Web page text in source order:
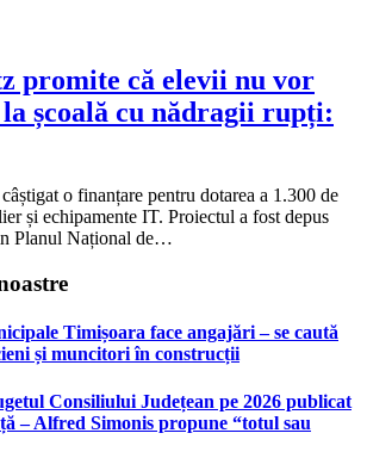
promite că elevii nu vor
școală cu nădragii rupți:
o finanțare pentru dotarea a 1.300 de
și echipamente IT. Proiectul a fost depus
Planul Național de…
Timișoara face angajări – se caută
și muncitori în construcții
Consiliului Județean pe 2026 publicat
– Alfred Simonis propune “totul sau